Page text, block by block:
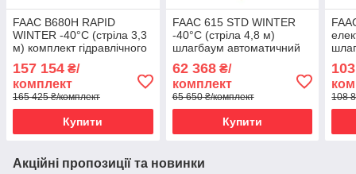
FAAC B680H RAPID
WINTER -40°C (стріла 3,3
м) комплект гідравлічного
шлагбаума
157 154 ₴/
комплект
165 425 ₴/комплект
Купити
FAAC 615 STD WINTER
-40°C (стріла 4,8 м)
шлагбаум автоматичний
62 368₴/
комплект
65 650 ₴/комплект
Купити
108
Акційні пропозиції та новинки